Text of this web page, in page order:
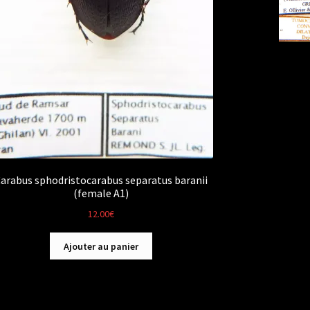
sphodristocarabus separatus baranii
(female A1)
12.00€
Ajouter au panier